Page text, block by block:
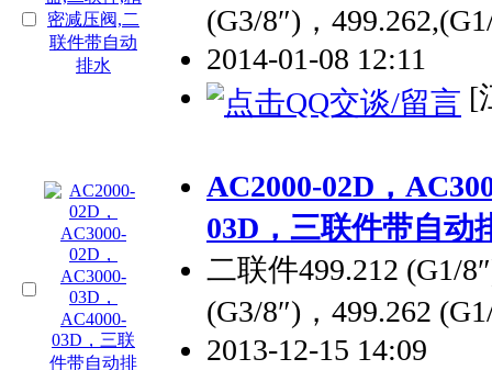
(G3/8″)，
2014-01-08 12:11
[
AC2000-02D，
03D，三联件带自动
二联件499.212 (G1/
(G3/8″)，499.262
2013-12-15 14:09